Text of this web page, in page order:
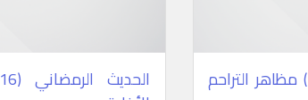
الحديث الرمضاني (17) مظاهر التراحم